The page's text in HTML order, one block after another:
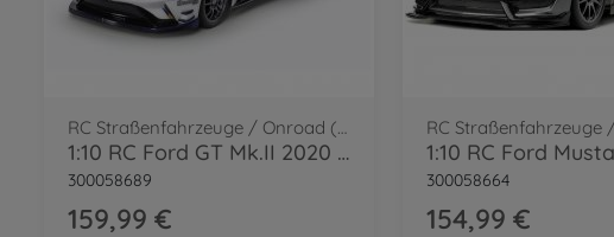
RC Straßenfahrzeuge / Onroad (2WD/4WD)
1:10 RC Ford GT Mk.II 2020 TT-02
300058689
159,99 €
300058664
154,99 €